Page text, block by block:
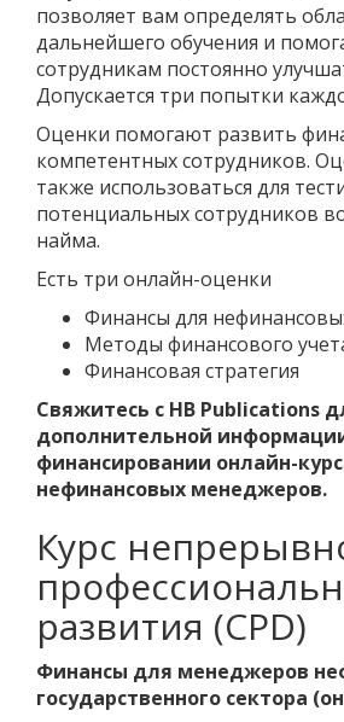
позволяет вам определять
дальнейшего обучения и
сотрудникам постоянно
Допускается три попытки
Оценки помогают развить
компетентных сотрудников.
также использоваться для
потенциальных сотрудников
найма.
Есть три онлайн-оценки
Финансы для
Методы финансового
Финансовая стратегия
Свяжитесь с HB Publications
дополнительной
финансировании онлайн-
нефинансовых менеджеров.
Курс
развития (CPD)
Финансы для менеджеров
государственного сектора